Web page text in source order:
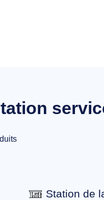
Station de